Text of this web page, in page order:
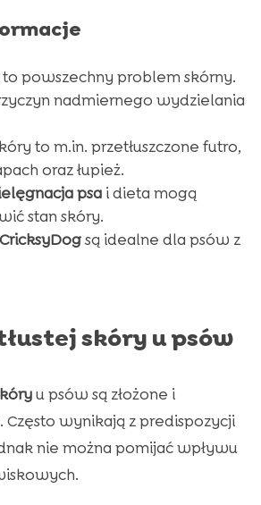
skóry wrażliwej psa
psów z tłustą skórą
psa a problemy behawioralne
tłustej skórze u psów
to powszechny problem skórny.
nadmiernego wydzielania
to m.in. przetłuszczone futro,
oraz łupież.
psai dieta mogą
stan skóry.
CricksyDogsą idealne dla psów z
skóry u psów
u psów są złożone i
wynikają z predispozycji
nie można pomijać wpływu